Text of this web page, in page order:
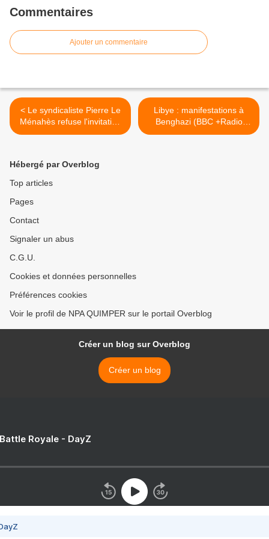
Commentaires
Ajouter un commentaire
< Le syndicaliste Pierre Le
Ménahès refuse l'invitation
de Nicolas Sarkozy
Libye : manifestations à
Benghazi (BBC +Radio
Canada) >
Hébergé par Overblog
Top articles
Pages
Contact
Signaler un abus
C.G.U.
Cookies et données personnelles
Préférences cookies
Voir le profil de NPA QUIMPER sur le portail Overblog
Créer un blog sur Overblog
Créer un blog
Royale - DayZ